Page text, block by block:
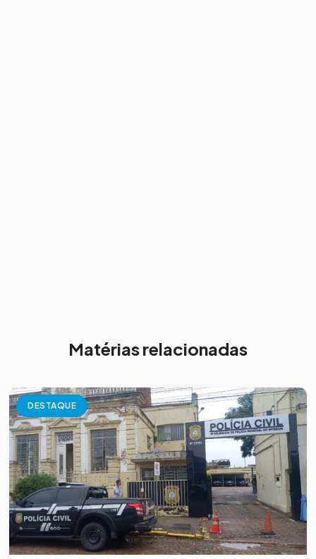
Matérias relacionadas
DESTAQUE